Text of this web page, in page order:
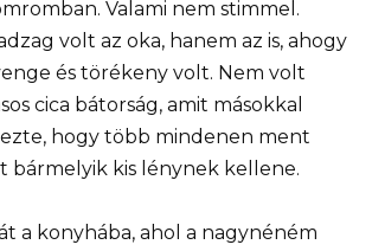
Valami nem stimmel.
volt az oka, hanem az is, ahogy
és törékeny volt. Nem volt
cica bátorság, amit másokkal
hogy több mindenen ment
bármelyik kis lénynek kellene.
a konyhába, ahol a nagynéném